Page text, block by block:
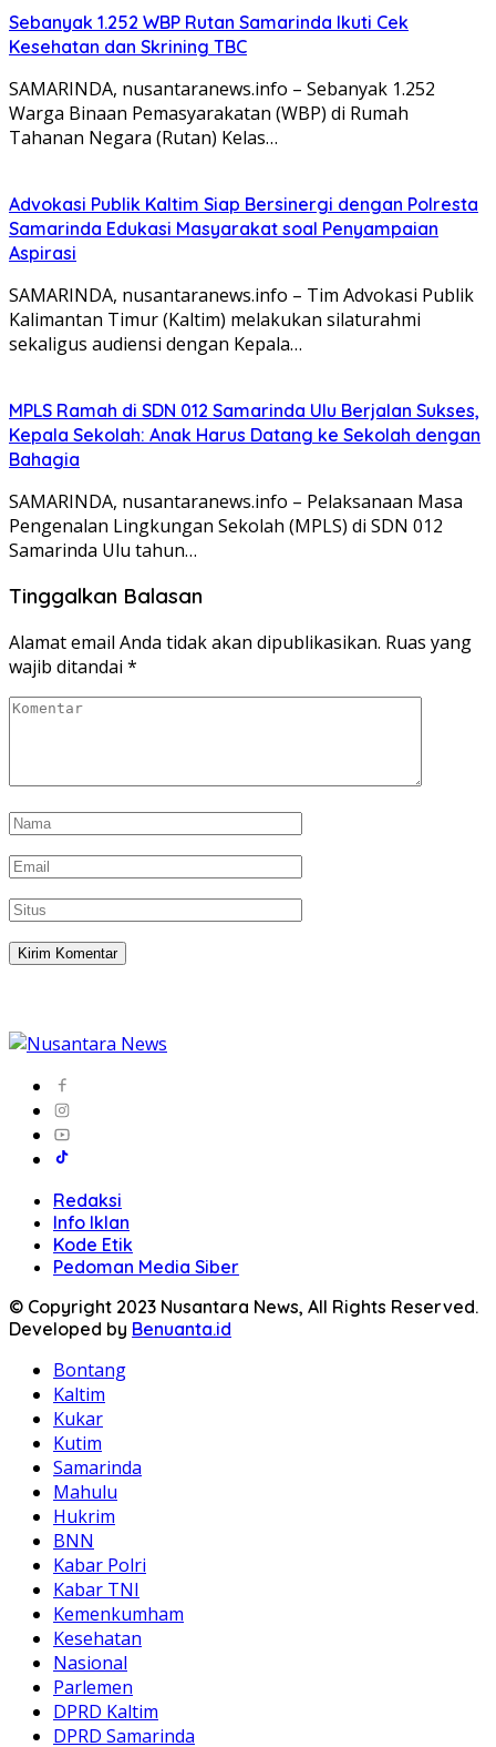
Sebanyak 1.252 WBP Rutan Samarinda Ikuti Cek
Kesehatan dan Skrining TBC
SAMARINDA, nusantaranews.info – Sebanyak 1.252
Warga Binaan Pemasyarakatan (WBP) di Rumah
Tahanan Negara (Rutan) Kelas…
Advokasi Publik Kaltim Siap Bersinergi dengan Polresta
Samarinda Edukasi Masyarakat soal Penyampaian
Aspirasi
SAMARINDA, nusantaranews.info – Tim Advokasi Publik
Kalimantan Timur (Kaltim) melakukan silaturahmi
sekaligus audiensi dengan Kepala…
MPLS Ramah di SDN 012 Samarinda Ulu Berjalan Sukses,
Kepala Sekolah: Anak Harus Datang ke Sekolah dengan
Bahagia
SAMARINDA, nusantaranews.info – Pelaksanaan Masa
Pengenalan Lingkungan Sekolah (MPLS) di SDN 012
Samarinda Ulu tahun…
Tinggalkan Balasan
Alamat email Anda tidak akan dipublikasikan. Ruas yang
wajib ditandai *
Redaksi
Info Iklan
Kode Etik
Pedoman Media Siber
© Copyright 2023 Nusantara News, All Rights Reserved.
Developed by Benuanta.id
Bontang
Kaltim
Kukar
Kutim
Samarinda
Mahulu
Hukrim
BNN
Kabar Polri
Kabar TNI
Kemenkumham
Kesehatan
Nasional
Parlemen
DPRD Kaltim
DPRD Samarinda